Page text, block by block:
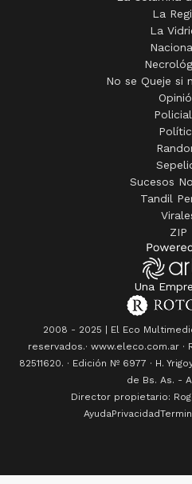
La
La
No se Queje si
Sucesos
Tandil
ZIP
Una
2008 - 2025 | El Eco
reservados.· www.eleco.com.ar
82511620. · Edición Nº 6977 · H.
de Bs. As. -
Director propietario:
AyudaPrivacidad